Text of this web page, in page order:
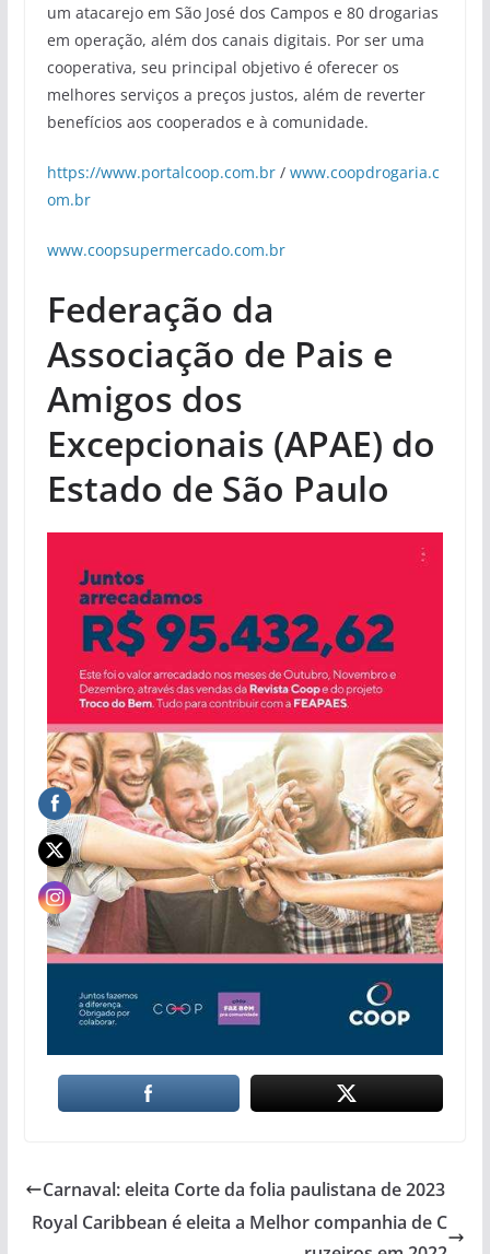
um atacarejo em São José dos Campos e 80 drogarias
em operação, além dos canais digitais. Por ser uma
cooperativa, seu principal objetivo é oferecer os
melhores serviços a preços justos, além de reverter
benefícios aos cooperados e à comunidade.
https://www.portalcoop.com.br/ www.coopdrogaria.c
om.br
www.coopsupermercado.com.br
Federação da
Associação de Pais e
Amigos dos
Excepcionais (APAE) do
Estado de São Paulo
Carnaval: eleita Corte da folia paulistana de 2023
Royal Caribbean é eleita a Melhor companhia de C